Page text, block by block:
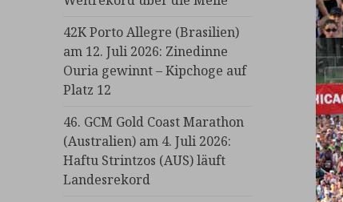
42K Porto Allegre (Brasilien)
am 12. Juli 2026: Zinedinne
Ouria gewinnt – Kipchoge auf
Platz 12
46. GCM Gold Coast Marathon
(Australien) am 4. Juli 2026:
Haftu Strintzos (AUS) läuft
Landesrekord